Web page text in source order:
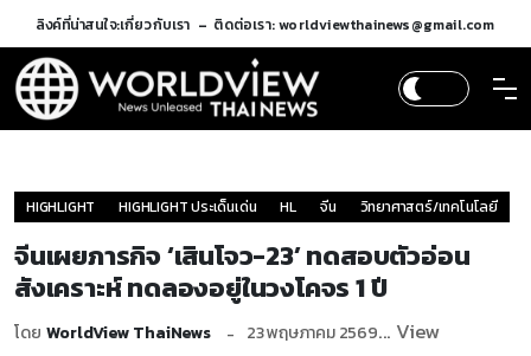
ลิงค์ที่น่าสนใจ:เกี่ยวกับเรา ติดต่อเรา: worldviewthainews@gmail.com
HIGHLIGHT HIGHLIGHT ประเด็นเด่น HL จีน วิทยาศาสตร์/เทคโนโลยี
จีนเผยภารกิจ ‘เสินโจว-23’ ทดสอบตัวอ่อน
สังเคราะห์ ทดลองอยู่ในวงโคจร 1 ปี
โดย WorldView ThaiNews 23 พฤษภาคม 2569... View